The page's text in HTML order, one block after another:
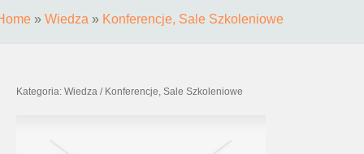
» Wiedza » Konferencje, Sale Szkoleniowe
Kategoria: Wiedza / Konferencje, Sale Szkoleniowe